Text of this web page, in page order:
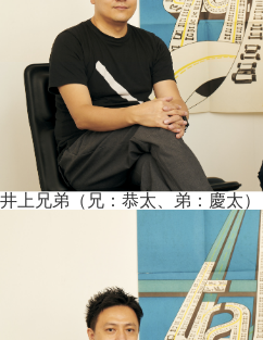
井上兄弟（兄：恭太、弟：慶太）